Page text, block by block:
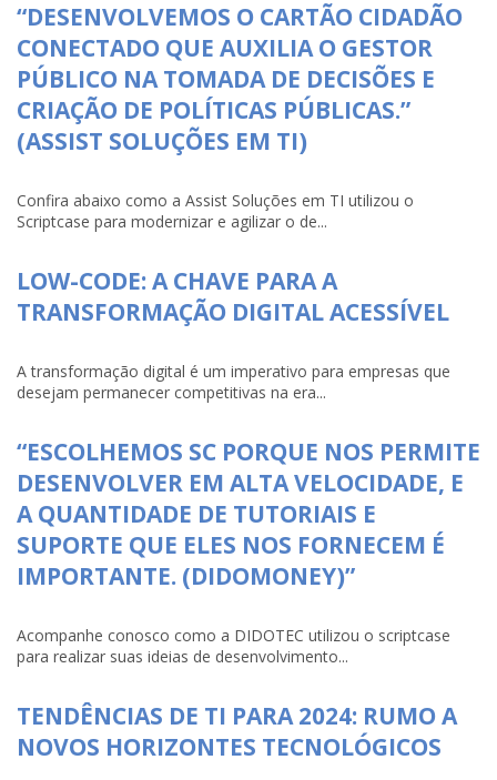
“DESENVOLVEMOS O CARTÃO CIDADÃO
CONECTADO QUE AUXILIA O GESTOR
PÚBLICO NA TOMADA DE DECISÕES E
CRIAÇÃO DE POLÍTICAS PÚBLICAS.”
(ASSIST SOLUÇÕES EM TI)
Confira abaixo como a Assist Soluções em TI utilizou o
Scriptcase para modernizar e agilizar o de...
LOW-CODE: A CHAVE PARA A
TRANSFORMAÇÃO DIGITAL ACESSÍVEL
A transformação digital é um imperativo para empresas que
desejam permanecer competitivas na era...
“ESCOLHEMOS SC PORQUE NOS PERMITE
DESENVOLVER EM ALTA VELOCIDADE, E
A QUANTIDADE DE TUTORIAIS E
SUPORTE QUE ELES NOS FORNECEM É
IMPORTANTE. (DIDOMONEY)”
Acompanhe conosco como a DIDOTEC utilizou o scriptcase
para realizar suas ideias de desenvolvimento...
TENDÊNCIAS DE TI PARA 2024: RUMO A
NOVOS HORIZONTES TECNOLÓGICOS